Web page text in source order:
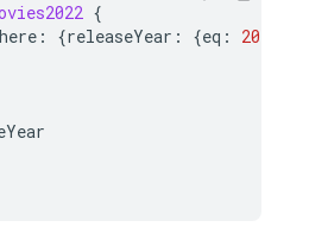
{
: {releaseYear : {eq : 2022